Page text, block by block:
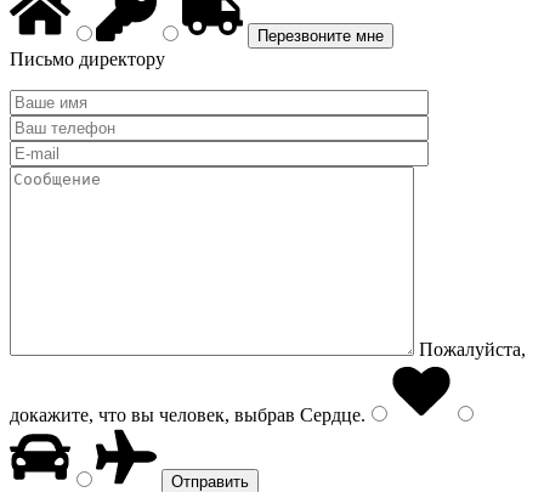
Письмо директору
Пожалуйста,
докажите, что вы человек, выбрав Сердце.